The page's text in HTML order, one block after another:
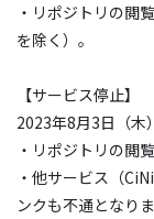
・リポジトリの閲
を除く）。
【サービス停止】
2023年8月3日（木
・リポジトリの閲
・他サービス（
ンクも不通となりま